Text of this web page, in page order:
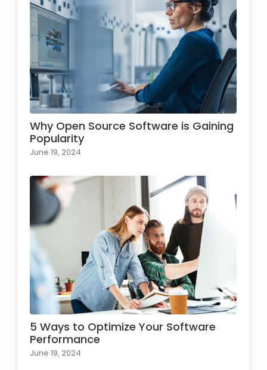
Why Open Source Software is Gaining
Popularity
June 19, 2024
5 Ways to Optimize Your Software
Performance
June 19, 2024